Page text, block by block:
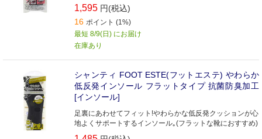
1,595 円(税込)
16 ポイント (1%)
最短 8/9(日) にお届け
在庫あり
シャンティ FOOT ESTE(フットエステ) やわらか
低反発インソール フラットタイプ 抗菌防臭加工
[インソール]
足裏にあわせてフィット!やわらかな低反発クッションが心
地よくサポートするインソール｡(フラットな靴におすすめ)